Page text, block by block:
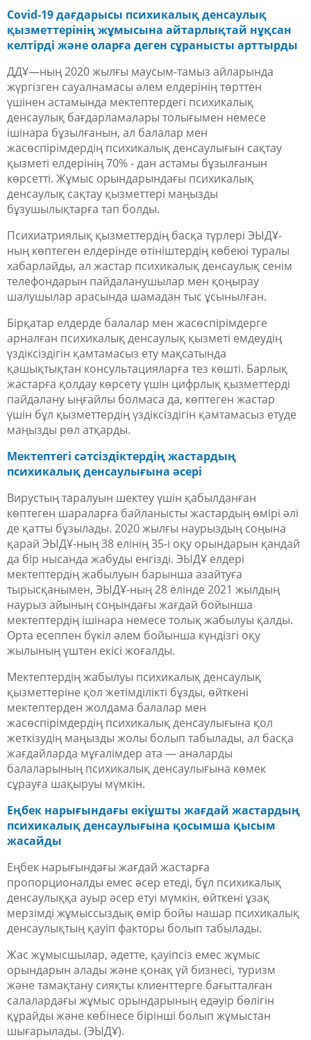
Covid-19 дағдарысы психикалық денсаулық
қызметтерінің жұмысына айтарлықтай нұқсан
келтірді және оларға деген сұранысты арттырды
ДДҰ—ның 2020 жылғы маусым-тамыз айларында
жүргізген сауалнамасы әлем елдерінің төрттен
үшінен астамында мектептердегі психикалық
денсаулық бағдарламалары толығымен немесе
ішінара бұзылғанын, ал балалар мен
жасөспірімдердің психикалық денсаулығын сақтау
қызметі елдерінің 70% - дан астамы бұзылғанын
көрсетті. Жұмыс орындарындағы психикалық
денсаулық сақтау қызметтері маңызды
бұзушылықтарға тап болды.
Психиатриялық қызметтердің басқа түрлері ЭЫДҰ-
ның көптеген елдерінде өтініштердің көбеюі туралы
хабарлайды, ал жастар психикалық денсаулық сенім
телефондарын пайдаланушылар мен қоңырау
шалушылар арасында шамадан тыс ұсынылған.
Бірқатар елдерде балалар мен жасөспірімдерге
арналған психикалық денсаулық қызметі емдеудің
үздіксіздігін қамтамасыз ету мақсатында
қашықтықтан консультацияларға тез көшті. Барлық
жастарға қолдау көрсету үшін цифрлық қызметтерді
пайдалану ыңғайлы болмаса да, көптеген жастар
үшін бұл қызметтердің үздіксіздігін қамтамасыз етуде
маңызды рөл атқарды.
Мектептегі сәтсіздіктердің жастардың
психикалық денсаулығына әсері
Вирустың таралуын шектеу үшін қабылданған
көптеген шараларға байланысты жастардың өмірі әлі
де қатты бұзылады. 2020 жылғы наурыздың соңына
қарай ЭЫДҰ-ның 38 елінің 35-і оқу орындарын қандай
да бір нысанда жабуды енгізді. ЭЫДҰ елдері
мектептердің жабылуын барынша азайтуға
тырысқанымен, ЭЫДҰ-ның 28 елінде 2021 жылдың
наурыз айының соңындағы жағдай бойынша
мектептердің ішінара немесе толық жабылуы қалды.
Орта есеппен бүкіл әлем бойынша күндізгі оқу
жылының үштен екісі жоғалды.
Мектептердің жабылуы психикалық денсаулық
қызметтеріне қол жетімділікті бұзды, өйткені
мектептерден жолдама балалар мен
жасөспірімдердің психикалық денсаулығына қол
жеткізудің маңызды жолы болып табылады, ал басқа
жағдайларда мұғалімдер ата — аналарды
балаларының психикалық денсаулығына көмек
сұрауға шақыруы мүмкін.
Еңбек нарығындағы екіұшты жағдай жастардың
психикалық денсаулығына қосымша қысым
жасайды
Еңбек нарығындағы жағдай жастарға
пропорционалды емес әсер етеді, бұл психикалық
денсаулыққа ауыр әсер етуі мүмкін, өйткені ұзақ
мерзімді жұмыссыздық өмір бойы нашар психикалық
денсаулықтың қауіп факторы болып табылады.
Жас жұмысшылар, әдетте, қауіпсіз емес жұмыс
орындарын алады және қонақ үй бизнесі, туризм
және тамақтану сияқты клиенттерге бағытталған
салалардағы жұмыс орындарының едәуір бөлігін
құрайды және көбінесе бірінші болып жұмыстан
шығарылады. (ЭЫДҰ).